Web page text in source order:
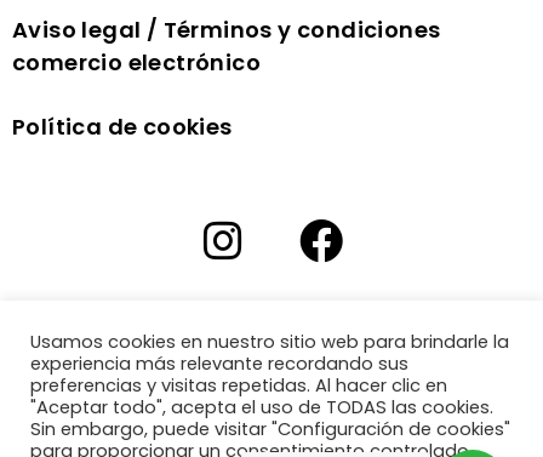
Aviso legal / Términos y condiciones
comercio electrónico
Política de cookies
Usamos cookies en nuestro sitio web para brindarle la
experiencia más relevante recordando sus
preferencias y visitas repetidas. Al hacer clic en
"Aceptar todo", acepta el uso de TODAS las cookies.
Sin embargo, puede visitar "Configuración de cookies"
para proporcionar un consentimiento controlado.